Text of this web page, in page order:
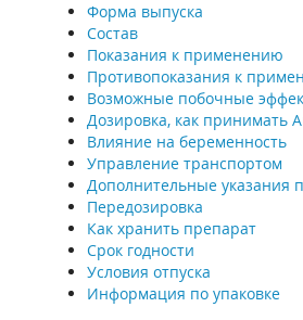
Форма выпуска
Состав
Показания к применению
Противопоказания к
Возможные побочные
Дозировка, как принимать
Влияние на беременность
Управление транспортом
Дополнительные указания
Передозировка
Как хранить препарат
Срок годности
Условия отпуска
Информация по упаковке